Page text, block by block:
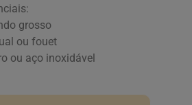
grosso
ou fouet
ou aço inoxidável